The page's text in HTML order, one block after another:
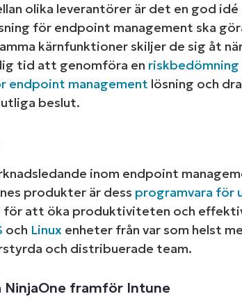
olika leverantörer är det en god
för endpoint management ska
kärnfunktioner skiljer de sig åt
tid att genomföra en riskbedömning
endpoint management lösning och
beslut.
inom endpoint
produkter är dess programvara för
att öka produktiviteten och
och Linux enheter från var som helst
och distribuerade team.
NinjaOne framför Intune